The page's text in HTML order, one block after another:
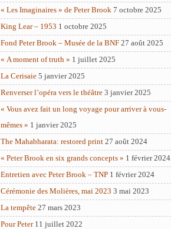
« Les Imaginaires » de Peter Brook 7 octobre 2025
King Lear – 1953 1 octobre 2025
Fond Peter Brook – Musée de la BNF 27 août 2025
« A moment of truth » 1 juillet 2025
La Cerisaie 5 janvier 2025
Renverser l’opéra vers le théâtre 3 janvier 2025
« Vous avez fait un long voyage pour arriver à vous-
mêmes » 1 janvier 2025
The Mahabharata: restored print 27 août 2024
« Peter Brook en six grands concepts » 1 février 2024
Entretien avec Peter Brook – TNP 1 février 2024
Cérémonie des Molières, mai 2023 3 mai 2023
La tempête 27 mars 2023
Pour Peter 11 juillet 2022